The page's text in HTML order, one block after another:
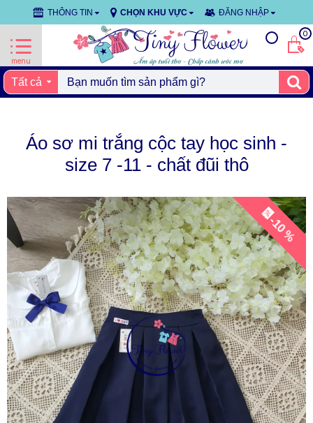
THÔNG TIN CHỌN KHU VỰC ĐĂNG NHẬP
0
Tất cả
Áo sơ mi trắng cộc tay học sinh -
size 7 -11 - chất đũi thô
-10 %